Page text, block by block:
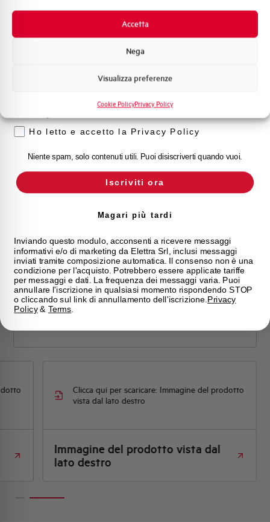
Accetta
Nega
Visualizza preferenze
Cookie PolicyPrivacy Policy
EXFH2125
Clicca qui per scaricare: Immagine del prodotto
Immagine del prodotto vista dal
lato sinistro
PORTAFUSIBILI
SEZIONABILE AEG
22x58mm 1P 100A
690VAC 2 MODULI
Clicca qui per scaricare: Immagine del prodotto
vista dal lato destro
Immagine del prodotto vista dal
lato destro
Promozioni e offerte
Formazione tecnica
Voglio ricevere aggiornamenti, novità di
Ho letto e accetto la Privacy Policy
Niente spam, solo contenuti utili. Puoi disiscriverti quando vuoi.
Iscriviti ora
Magari più tardi
Inviando questo modulo, acconsenti a ricevere messaggi
informativi e/o di marketing da Elettra Srl, inclusi messaggi
inviati tramite composizione automatica. Il consenso non è una
condizione per l'acquisto. Potrebbero essere applicate tariffe
per messaggi e dati. La frequenza dei messaggi varia. Puoi
annullare l'iscrizione in qualsiasi momento rispondendo STOP
o cliccando sul link di annullamento dell'iscrizione. Privacy
Policy& Terms